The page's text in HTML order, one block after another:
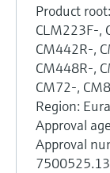
Product
CLM223F-,
CM442R-,
CM448R-,
CM72-,
Region:
Approval
Approval